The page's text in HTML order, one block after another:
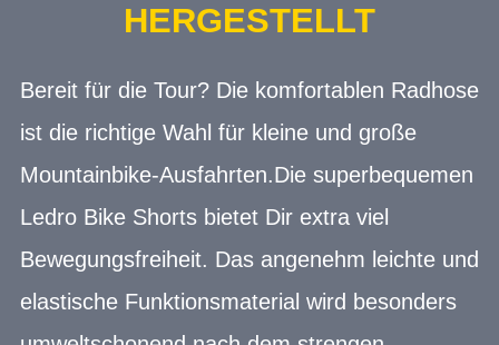
HERGESTELLT
Bereit für die Tour? Die komfortablen Radhose
ist die richtige Wahl für kleine und große
Mountainbike-Ausfahrten.Die superbequemen
Ledro Bike Shorts bietet Dir extra viel
Bewegungsfreiheit. Das angenehm leichte und
elastische Funktionsmaterial wird besonders